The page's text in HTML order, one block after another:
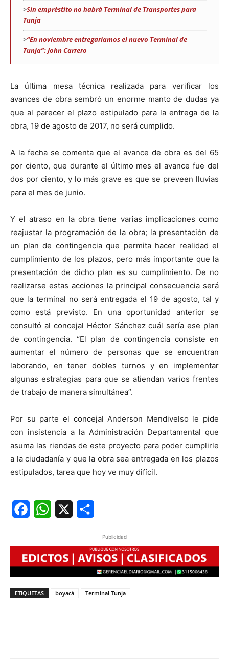
>Sin empréstito no habrá Terminal de Transportes para
Tunja
>“En noviembre entregaríamos el nuevo Terminal de
Tunja”: John Carrero
La última mesa técnica realizada para verificar los
avances de obra sembró un enorme manto de dudas ya
que al parecer el plazo estipulado para la entrega de la
obra, 19 de agosto de 2017, no será cumplido.
A la fecha se comenta que el avance de obra es del 65
por ciento, que durante el último mes el avance fue del
dos por ciento, y lo más grave es que se preveen lluvias
para el mes de junio.
Y el atraso en la obra tiene varias implicaciones como
reajustar la programación de la obra; la presentación de
un plan de contingencia que permita hacer realidad el
cumplimiento de los plazos, pero más importante que la
presentación de dicho plan es su cumplimiento. De no
realizarse estas acciones la principal consecuencia será
que la terminal no será entregada el 19 de agosto, tal y
como está previsto. En una oportunidad anterior se
consultó al concejal Héctor Sánchez cuál sería ese plan
de contingencia. “El plan de contingencia consiste en
aumentar el número de personas que se encuentran
laborando, en tener dobles turnos y en implementar
algunas estrategias para que se atiendan varios frentes
de trabajo de manera simultánea”.
Por su parte el concejal Anderson Mendivelso le pide
con insistencia a la Administración Departamental que
asuma las riendas de este proyecto para poder cumplirle
a la ciudadanía y que la obra sea entregada en los plazos
estipulados, tarea que hoy ve muy difícil.
FacebookWhatsApp
Publicidad
ETIQUETAS boyacá Terminal Tunja